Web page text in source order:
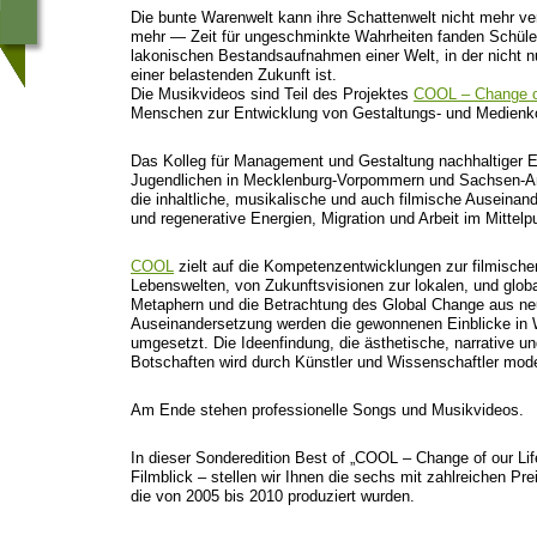
Die bunte Warenwelt kann ihre Schattenwelt nicht mehr
mehr — Zeit für ungeschminkte Wahrheiten fanden
lakonischen Bestandsaufnahmen einer Welt, in der nicht
einer belastenden Zukunft ist.
Die Musikvideos sind Teil des Projektes COOL – Change
Menschen zur Entwicklung von Gestaltungs- und
Das Kolleg für Management und Gestaltung nachhaltiger
Jugendlichen in Mecklenburg-Vorpommern und Sachsen-
die inhaltliche, musikalische und auch filmische
und regenerative Energien, Migration und Arbeit im
COOL zielt auf die Kompetenzentwicklungen zur
Lebenswelten, von Zukunftsvisionen zur lokalen, und
Metaphern und die Betrachtung des Global Change aus
Auseinandersetzung werden die gewonnenen Einblicke
umgesetzt. Die Ideenfindung, die ästhetische, narrative
Botschaften wird durch Künstler und Wissenschaftler
Am Ende stehen professionelle Songs und Musikvideos.
In dieser Sonderedition Best of „COOL – Change of our
Filmblick – stellen wir Ihnen die sechs mit zahlreichen
die von 2005 bis 2010 produziert wurden.